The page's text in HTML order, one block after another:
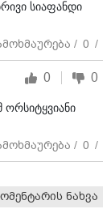
სიაფანდი
/ 0 /
0 0
ორსიტყვიანი
/ 0 /
ნახვა